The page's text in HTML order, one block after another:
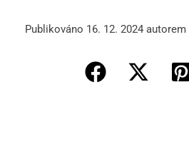
Publikováno 16. 12. 2024 autorem